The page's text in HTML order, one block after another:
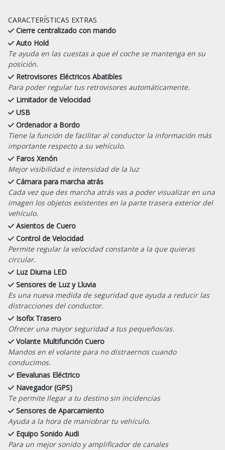
CARACTERÍSTICAS EXTRAS
Cierre centralizado con mando
Auto Hold
Te ayuda en las cuestas a que el coche se mantenga en su
posición.
Retrovisores Eléctricos Abatibles
Para poder regular tus retrovisores automáticamente.
Limitador de Velocidad
USB
Ordenador a Bordo
Tiene la función de facilitar al conductor la información más
importante respecto a su vehículo.
Faros Xenón
Mejor visibilidad e intensidad de la luz
Cámara para marcha atrás
Cada vez que des marcha atrás vas a poder visualizar en una
imagen los objetos existentes en la parte trasera exterior del
vehículo.
Asientos de Cuero
Control de Velocidad
Permite regular la velocidad constante a la que quieras
circular.
Luz Diurna LED
Sensores de Luz y Lluvia
Es una nueva medida de seguridad que ayuda a reducir las
distracciones del conductor.
Isofix Trasero
Ofrecer una mayor seguridad a tus pequeños/as.
Volante Multifunción Cuero
Mandos en el volante para no distraernos cuando
conducimos.
Elevalunas Eléctrico
Navegador (GPS)
Te permite llegar a tu destino sin incidencias
Sensores de Aparcamiento
Ayuda a la hora de maniobrar tu vehículo.
Equipo Sonido Audi
Para un mejor sonido y amplificador de canales